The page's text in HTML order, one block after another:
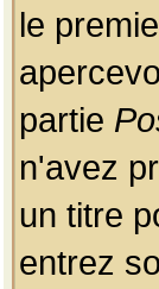
le
partie
n'avez
un titre
entrez